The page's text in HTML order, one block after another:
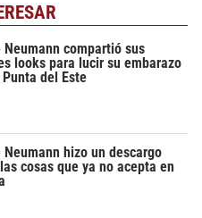
Neumann compartió sus
looks para lucir su embarazo
del Este
Neumann hizo un descargo
cosas que ya no acepta en